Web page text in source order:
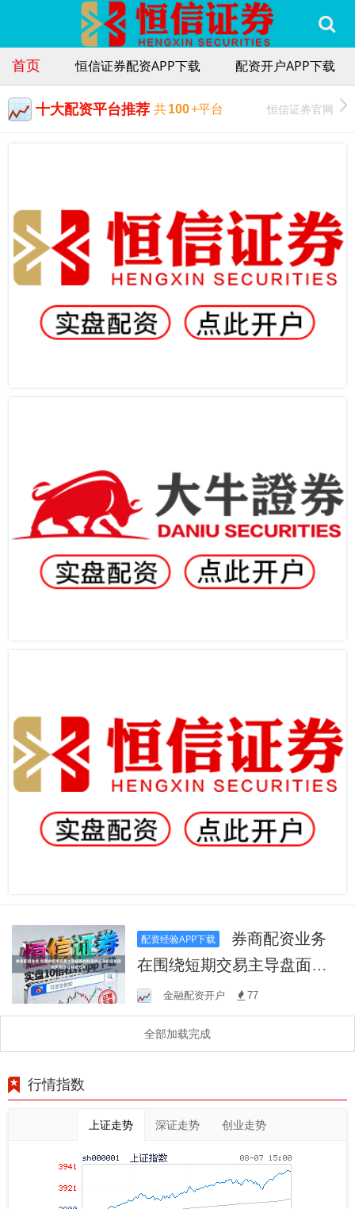
首页 恒信证券配资APP下载 配资开户APP下载
十大配资平台推荐 共100+平台 恒信证券官网
配资经验APP下载
在围绕短期交易主导盘面的
阶段的交易阶段阶段如何用
好杠杆官方开
金融配资开户 77
全部加载完成
行情指数
上证走势 深证走势 创业走势